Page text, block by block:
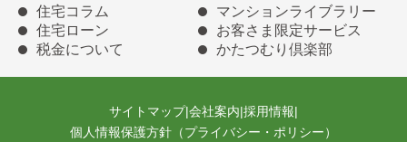
住宅コラム
マンションライブラリー
住宅ローン
お客さま限定サービス
税金について
かたつむり倶楽部
サイトマップ|会社案内|採用情報|
個人情報保護方針（プライバシー・ポリシー）